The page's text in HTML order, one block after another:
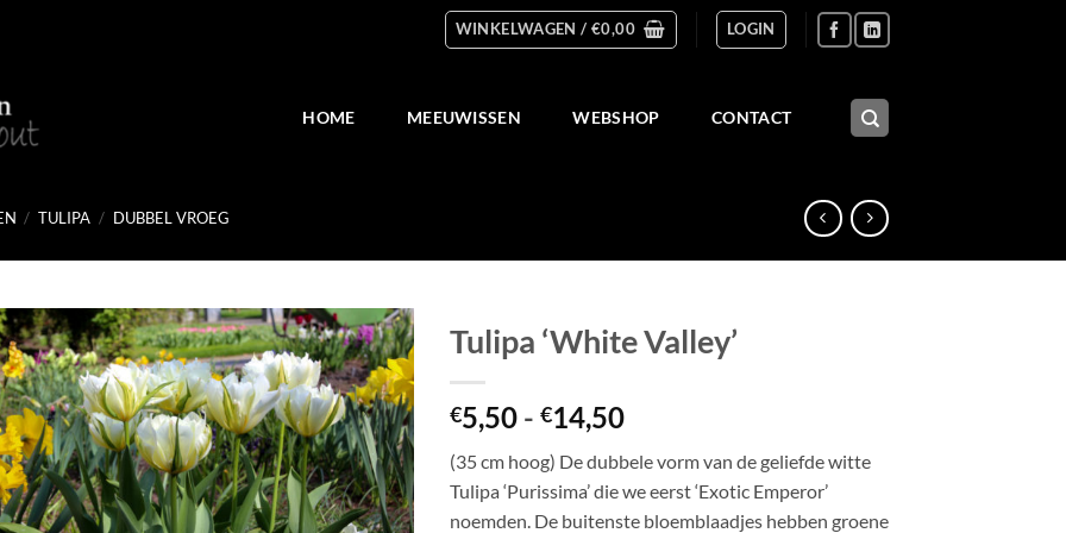
WINKELWAGEN / €0,00 LOGIN
HOME MEEUWISSEN WEBSHOP CONTACT
/ TULIPA / DUBBEL VROEG
Toevoegen
aan
verlanglijst
Tulipa ‘White Valley’
€5,50 - €14,50Prijsklasse:
tot
€14,50
(35 cm hoog) De dubbele vorm van de geliefde witte
Tulipa ‘Purissima’ die we eerst ‘Exotic Emperor’
noemden. De buitenste bloemblaadjes hebben groene